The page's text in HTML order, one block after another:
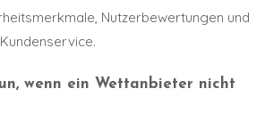
Nutzerbewertungen und
wenn ein Wettanbieter nicht